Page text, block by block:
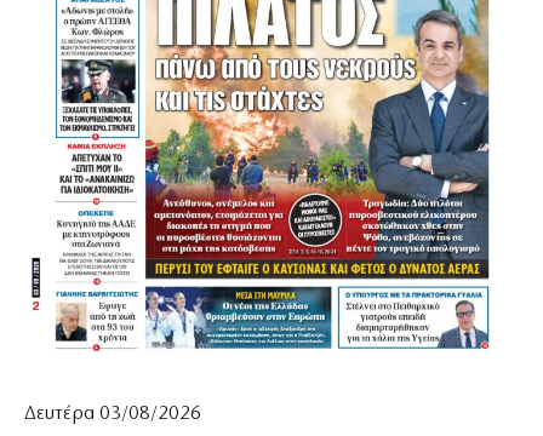
Δευτέρα 03/08/2026